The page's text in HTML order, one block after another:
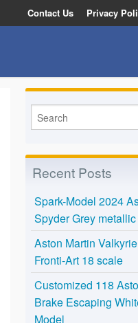
Contact Us Privacy
Recent Posts
Spark-Model 2024
Spyder Grey
Aston Martin
Fronti-Art 18 scale
Customized 118
Brake Escaping
Model